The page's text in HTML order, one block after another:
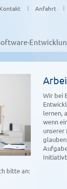
Kontakt Anfahrt
Wir bei
lernen,
wenn
unserer
bitte an: